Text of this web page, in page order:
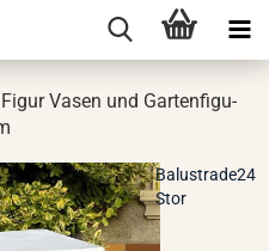
Vasen und Gar­ten­fi­gu­
Balustrade24
Stor